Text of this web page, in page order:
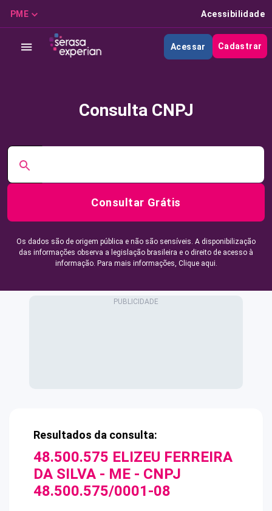
PME Acessibilidade
Acessar Cadastrar
Consulta CNPJ
Consultar Grátis
Os dados são de origem pública e não são sensíveis. A disponibilização
das informações observa a legislação brasileira e o direito de acesso à
informação. Para mais informações, Clique aqui.
Resultados da consulta:
48.500.575 ELIZEU FERREIRA
DA SILVA - ME - CNPJ
48.500.575/0001-08